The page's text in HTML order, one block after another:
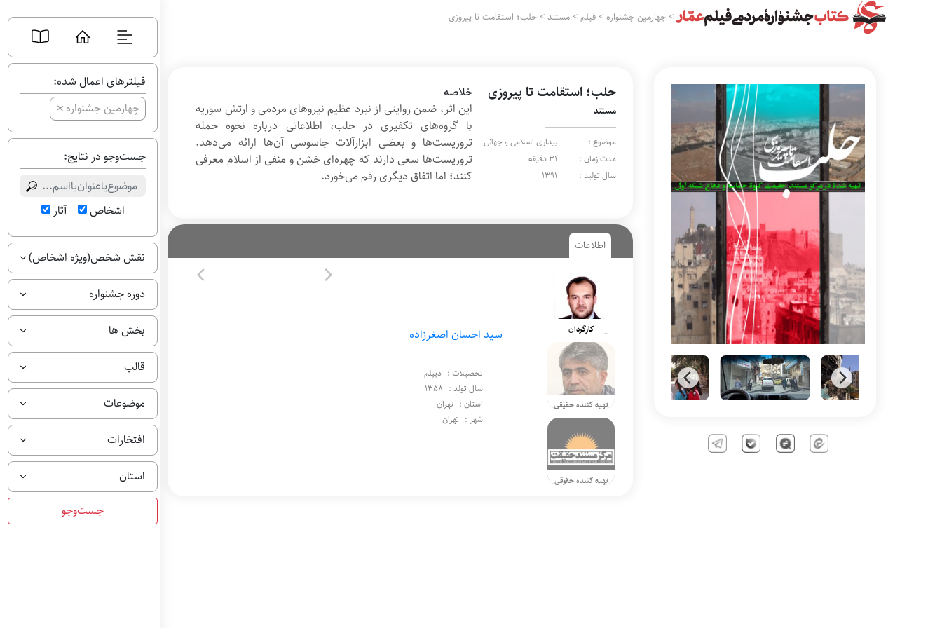
فیلترهای اعمال شده:
چهارمین جشنواره+
جست‌وجو در نتایج:
اشخاص آثار
نقش شخص(ویژه اشخاص)
دوره جشنواره
بخش ها
قالب
موضوعات
افتخارات
استان
>چهارمین جشنواره >فیلم >مستند >حلب؛ استقامت تا پیروزی
حلب؛ استقامت تا پیروزی
مستند
موضوع :
بیداری اسلامی و جهانی
مدت زمان :
31 دقیقه
سال تولید :
1391
خلاصه
این اثر، ضمن روایتی از نبرد عظیم نیروهای مردمی و ارتش سوریه
با گروه‌های تکفیری در حلب، اطلاعاتی درباره نحوه حمله
تروریست‌‌ها و بعضی ابزارآلات جاسوسی آن‌ها ارائه می‌دهد.
تروریست‌ها سعی دارند که چهره‌ای خشن و منفی از اسلام معرفی
کنند؛ اما اتفاق دیگری رقم می‌خورد.
اطلاعات
کارگردان
تهیه کننده حقیقی
تهیه کننده حقوقی
سید احسان اصغرزاده
تحصیلات : دیپلم
سال تولد : 1358
استان : تهران
شهر : تهران